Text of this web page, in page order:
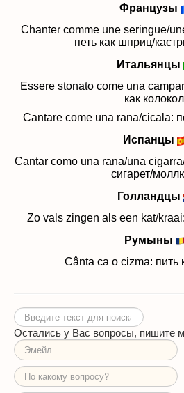
Французы
Chanter comme une seringue/
петь как шприц/
Итальянцы
Essere stonato come una
как
Cantare come una rana/cicala:
Испанцы
Cantar como una rana/una
сигарет/
Голландцы
Zo vals zingen als een kat/
Румыны
Cânta ca o cizma: пить
Искать...
Остались у Вас вопросы, пишите